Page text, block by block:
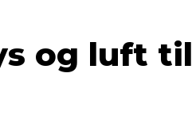
og luft til